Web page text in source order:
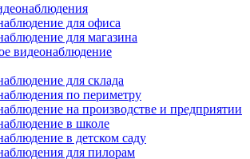
для офиса
для магазина
видеонаблюдение
для склада
по периметру
на производстве и предприятии
в школе
в детском саду
для пилорам